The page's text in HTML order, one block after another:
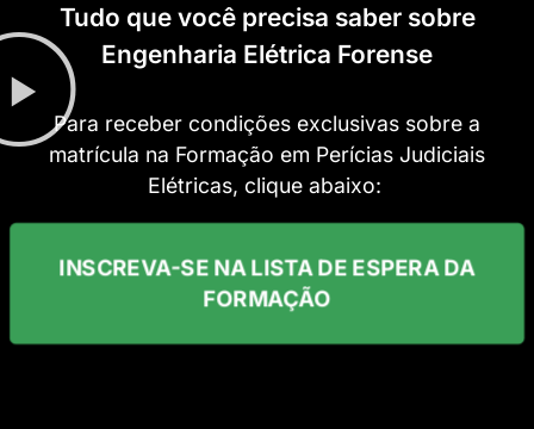
Tudo que você precisa saber sobre
Engenharia Elétrica Forense
Para receber condições exclusivas sobre a
matrícula na Formação em Perícias Judiciais
Elétricas, clique abaixo:
INSCREVA-SE NA LISTA DE ESPERA DA
FORMAÇÃO